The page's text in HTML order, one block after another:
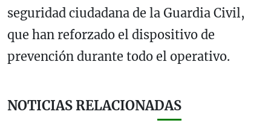
seguridad ciudadana de la Guardia Civil,
que han reforzado el dispositivo de
prevención durante todo el operativo.
NOTICIAS RELACIONADAS